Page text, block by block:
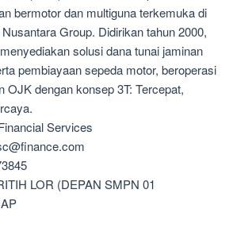
bermotor dan multiguna terkemuka di
Group. Didirikan tahun 2000,
solusi dana tunai jaminan
pembiayaan sepeda motor, beroperasi
OJK dengan konsep 3T: Tercepat,
Services
LOR (DEPAN SMPN 01